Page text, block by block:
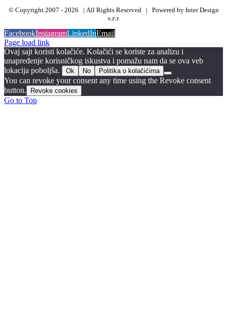
© Copyright 2007 - 2026 | All Rights Reserved | Powered by Inter Design
s.z.r.
FacebookInstagramLinkedInEmail
Page load link
Ovaj sajt koristi kolačiće. Kolačići se koriste za analizu i
unapređenje korisničkog iskustva i pomažu nam da se ova veb
lokacija poboljša.
Ok No Politika o kolačićima
You can revoke your consent any time using the Revoke consent
button.
Revoke cookies
Go to Top